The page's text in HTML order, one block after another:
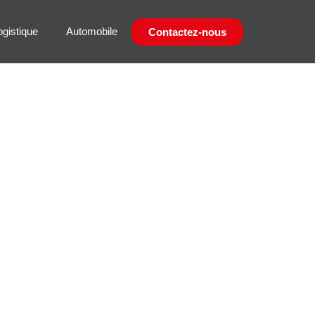
Automobile Contactez-nous